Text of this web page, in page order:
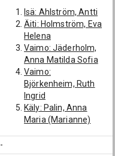
Isä: Ahlström, Antti
Äiti: Holmström, Eva
Helena
Vaimo: Jäderholm,
Anna Matilda Sofia
Vaimo:
Björkenheim, Ruth
Ingrid
Käly: Palin, Anna
Maria (Marianne)
-